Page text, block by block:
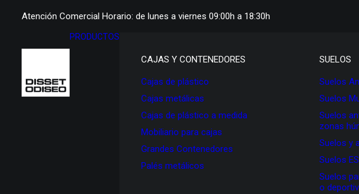
Atención Comercial Horario: de lunes a viernes 09:00h a 18:30h
PRODUCTOS
CAJAS Y CONTENEDORES
Cajas de plástico
Cajas metálicas
Cajas de plástico a medida
Mobiliario para cajas
Grandes Contenedores
Palés metálicos
SUELOS
Suelos
Suelos
Suelos
zonas
Suelos y
Suelos
Suelos
o